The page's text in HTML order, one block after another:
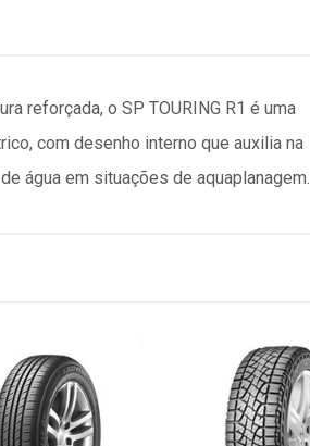
reforçada, o SP TOURING R1 é uma
com desenho interno que auxilia na
água em situações de aquaplanagem.